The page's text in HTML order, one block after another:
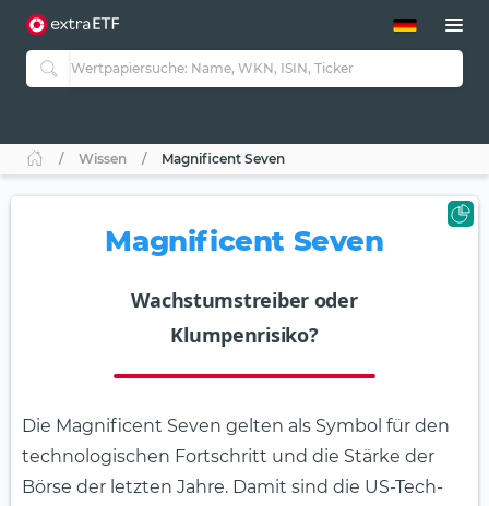
ETF-Guide 2.0
Guide Aktive ETFs
ETF-Sparpläne
Wissen Magnificent Seven
Magnificent Seven
Wachstumstreiber oder
Klumpenrisiko?
Die Magnificent Seven gelten als Symbol für den
technologischen Fortschritt und die Stärke der
Börse der letzten Jahre. Damit sind die US-Tech-